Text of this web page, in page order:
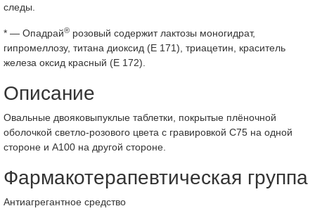
следы.
* — Опадрай® розовый содержит лактозы моногидрат,
гипромеллозу, титана диоксид (Е 171), триацетин, краситель
железа оксид красный (Е 172).
Описание
Овальные двояковыпуклые таблетки, покрытые плёночной
оболочкой светло-розового цвета с гравировкой С75 на одной
стороне и А100 на другой стороне.
Фармакотерапевтическая группа
Антиагрегантное средство